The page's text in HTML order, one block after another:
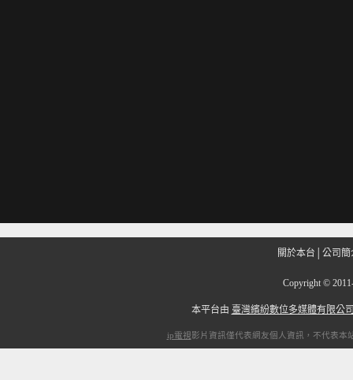
關於本台 公司簡
Copyright ©
本平台由 臺灣繽紛數位多媒體有限公
ip電視影片資訊僅代表網友個人資訊，不代表本